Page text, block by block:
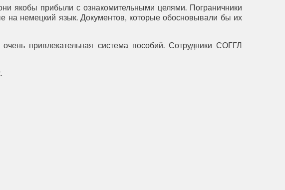
якобы прибыли с ознакомительными целями. Пограничники
на немецкий язык. Документов, которые обосновывали бы их
привлекательная система пособий. Сотрудники СОГГЛ